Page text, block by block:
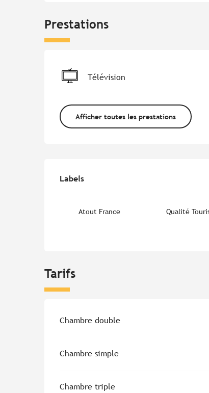
Prestations
Télévision
Afficher toutes les prestations
Labels
Labels
Atout France Qualité
Tarifs
Tarifs 2026
Chambre double
Chambre simple
Chambre triple